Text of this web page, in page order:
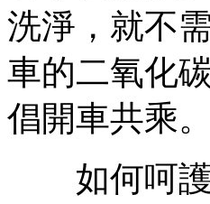
洗淨，就不
車的二氧化
倡開車共乘。
如何呵護